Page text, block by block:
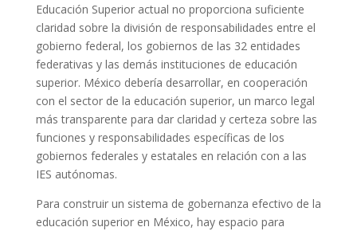
Educación Superior actual no proporciona suficiente
claridad sobre la división de responsabilidades entre el
gobierno federal, los gobiernos de las 32 entidades
federativas y las demás instituciones de educación
superior. México debería desarrollar, en cooperación
con el sector de la educación superior, un marco legal
más transparente para dar claridad y certeza sobre las
funciones y responsabilidades específicas de los
gobiernos federales y estatales en relación con a las
IES autónomas.
Para construir un sistema de gobernanza efectivo de la
educación superior en México, hay espacio para